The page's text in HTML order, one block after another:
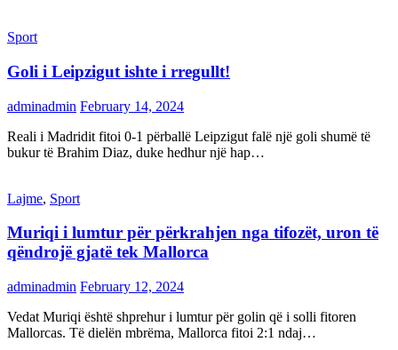
Sport
Goli i Leipzigut ishte i rregullt!
adminadmin February 14, 2024
Reali i Madridit fitoi 0-1 përballë Leipzigut falë një goli shumë të
bukur të Brahim Diaz, duke hedhur një hap…
Lajme, Sport
Muriqi i lumtur për përkrahjen nga tifozët, uron të
qëndrojë gjatë tek Mallorca
adminadmin February 12, 2024
Vedat Muriqi është shprehur i lumtur për golin që i solli fitoren
Mallorcas. Të dielën mbrëma, Mallorca fitoi 2:1 ndaj…